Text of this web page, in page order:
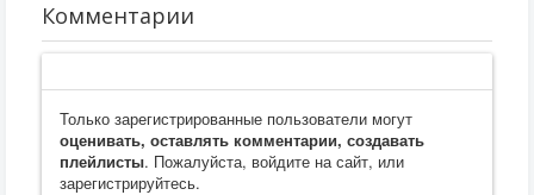
Комментарии
Только зарегистрированные пользователи могут
оценивать, оставлять комментарии, создавать
плейлисты. Пожалуйста, войдите на сайт, или
зарегистрируйтесь.